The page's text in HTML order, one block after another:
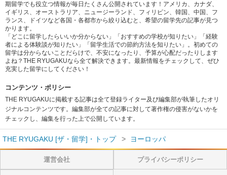
期留学でも役立つ情報が毎日たくさん公開されています！アメリカ、カナダ、
イギリス、オーストラリア、ニュージーランド、フィリピン、韓国、中国、フ
ランス、ドイツなど各国・各都市から絞り込むと、希望の留学先の記事が見つ
かります。
「どこに留学したらいいか分からない」「おすすめの学校が知りたい」「経験
者による体験談が知りたい」「留学生活での節約方法を知りたい」。初めての
留学は分からないことだらけで、不安になったり、予算が心配だったりします
よね？THE RYUGAKUなら全て解決できます。最新情報をチェックして、ぜひ
充実した留学にしてください！
コンテンツ・ポリシー
THE RYUGAKUに掲載する記事は全て登録ライター及び編集部が執筆したオリ
ジナルコンテンツです。編集部が全ての記事に対して著作権の侵害がないかを
チェックし、編集を行った上で公開しています。
THE RYUGAKU [ザ・留学]・トップ ヨーロッパ
運営会社 プライバシーポリシー